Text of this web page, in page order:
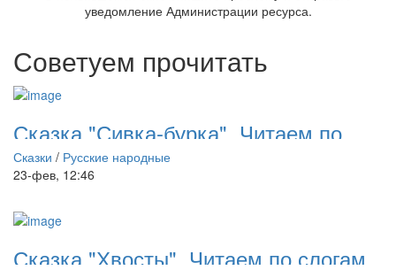
уведомление Администрации ресурса.
Советуем прочитать
Сказка "Сивка-бурка". Читаем по
слогам
Сказки / Русские народные
23-фев, 12:46
Сказка "Хвосты". Читаем по слогам